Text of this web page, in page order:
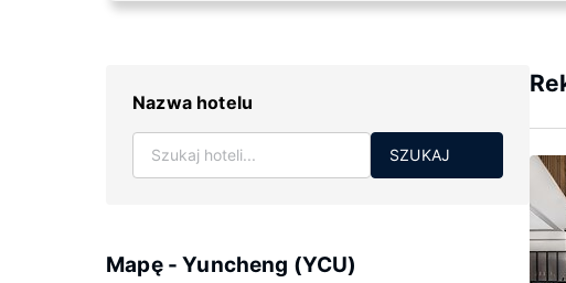
Nazwa hotelu
SZUKAJ
Mapę - Yuncheng (YCU)